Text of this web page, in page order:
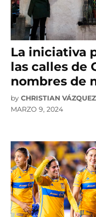
La iniciativa
las calles de
nombres de
by CHRISTIAN VÁZQUEZ
MARZO 9, 2024